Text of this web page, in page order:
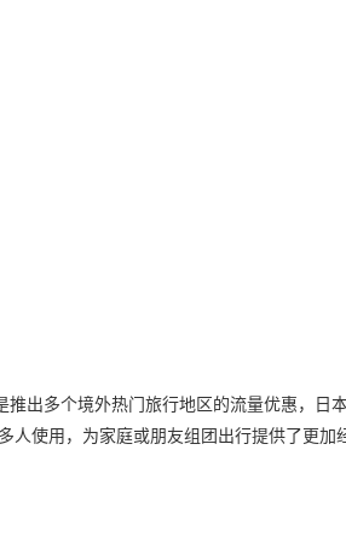
出多个境外热门旅行地区的流量优惠，日
人使用，为家庭或朋友组团出行提供了更加